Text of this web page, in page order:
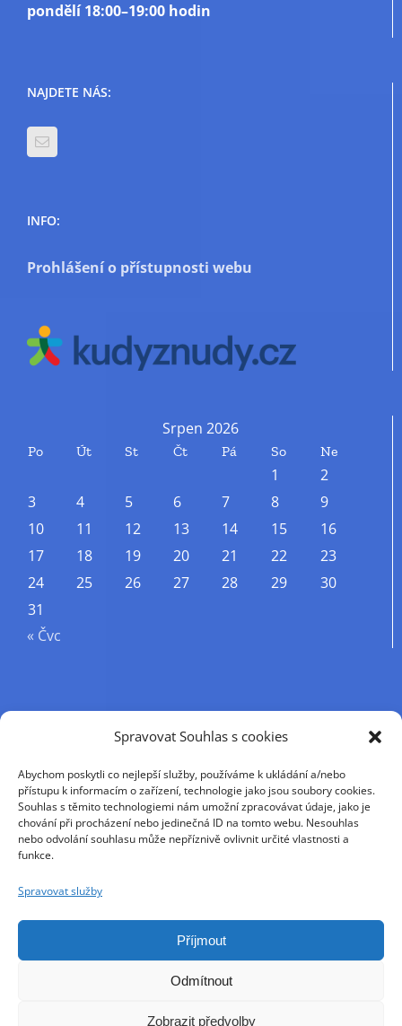
Spravovat Souhlas s cookies
Abychom poskytli co nejlepší služby, používáme k ukládání a/nebo
přístupu k informacím o zařízení, technologie jako jsou soubory cookies.
Souhlas s těmito technologiemi nám umožní zpracovávat údaje, jako je
chování při procházení nebo jedinečná ID na tomto webu. Nesouhlas
nebo odvolání souhlasu může nepříznivě ovlivnit určité vlastnosti a
funkce.
Spravovat služby
Příjmout
Odmítnout
Zobrazit předvolby
pondělí18:00–19:00 hodin
NAJDETE NÁS:
INFO:
Prohlášení o přístupnosti webu
Srpen 2026
Po Út St Čt Pá So Ne
1
2
3
4 5 6 7 8
9
10
11 12 13 14 15
16
17
18 19 20 21 22
23
24
25 26 27 28 29
30
31
« Čvc
Příjmení
Křestní jméno
E-mail
Pokračováním přijímáte zásady ochrany osobních